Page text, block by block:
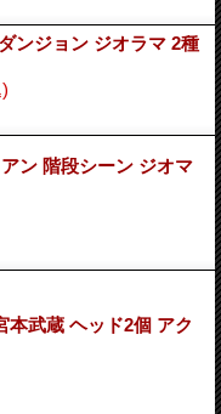
ンジョン ジオラマ 2種
ン 階段シーン ジオマ
本武蔵 ヘッド2個 アク